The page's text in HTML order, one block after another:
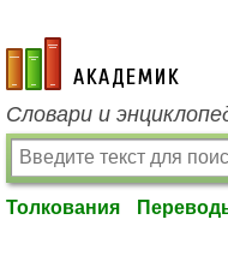
academic.ru
Словари и
Толкования